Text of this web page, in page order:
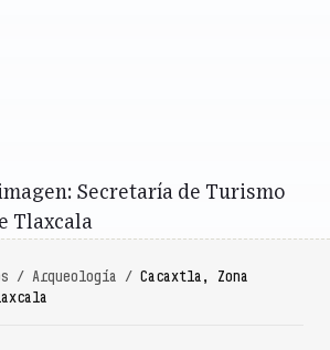
Secretaría de Turismo
Tlaxcala
/ Arqueología / Cacaxtla, Zona